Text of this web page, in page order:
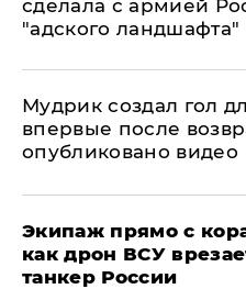
сделала с армией
"адского ландшафта"
Мудрик создал гол
впервые после
опубликовано видео
Экипаж прямо с
как дрон ВСУ
танкер России